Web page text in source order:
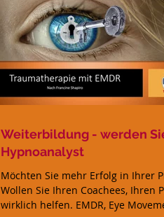
Weiterbildung - werden
Hypnoanalyst
Möchten Sie mehr Erfolg in Ihrer
Wollen Sie Ihren Coachees, Ihren
wirklich helfen. EMDR, Eye